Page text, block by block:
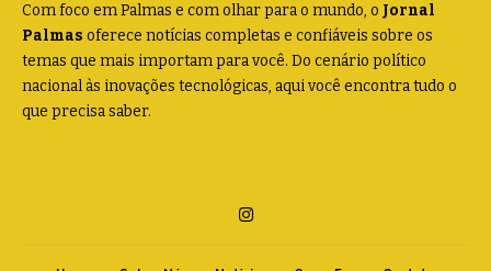
Com foco em Palmas e com olhar para o mundo, o Jornal
Palmas oferece notícias completas e confiáveis sobre os
temas que mais importam para você. Do cenário político
nacional às inovações tecnológicas, aqui você encontra tudo o
que precisa saber.